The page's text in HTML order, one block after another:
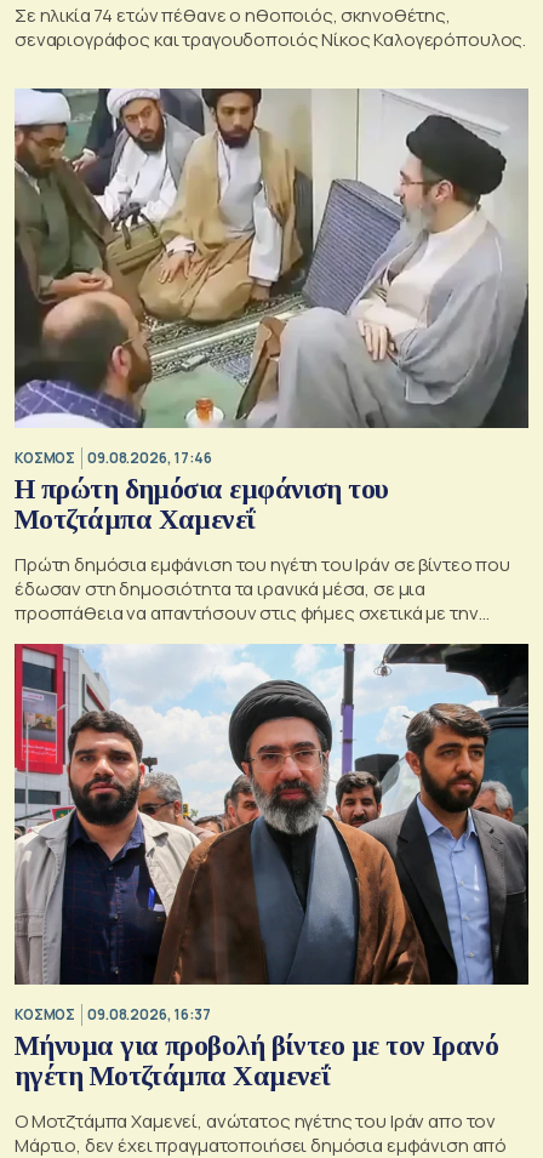
Σε ηλικία 74 ετών πέθανε ο ηθοποιός, σκηνοθέτης,
σεναριογράφος και τραγουδοποιός Νίκος Καλογερόπουλος.
ΚΟΣΜΟΣ 09.08.2026, 17:46
Η πρώτη δημόσια εμφάνιση του
Μοτζτάμπα Χαμενεΐ
Πρώτη δημόσια εμφάνιση του ηγέτη του Ιράν σε βίντεο που
έδωσαν στη δημοσιότητα τα ιρανικά μέσα, σε μια
προσπάθεια να απαντήσουν στις φήμες σχετικά με την
κατάσταση της υγείας του
ΚΟΣΜΟΣ 09.08.2026, 16:37
Μήνυμα για προβολή βίντεο με τον Ιρανό
ηγέτη Μοτζτάμπα Χαμενεΐ
Ο Μοτζτάμπα Χαμενεί, ανώτατος ηγέτης του Ιράν απο τον
Μάρτιο, δεν έχει πραγματοποιήσει δημόσια εμφάνιση από